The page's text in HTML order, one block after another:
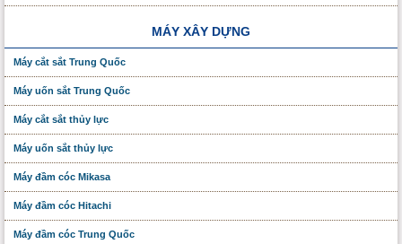
MÁY XÂY DỰNG
Máy cắt sắt Trung Quốc
Máy uốn sắt Trung Quốc
Máy cắt sắt thủy lực
Máy uốn sắt thủy lực
Máy đầm cóc Mikasa
Máy đầm cóc Hitachi
Máy đầm cóc Trung Quốc